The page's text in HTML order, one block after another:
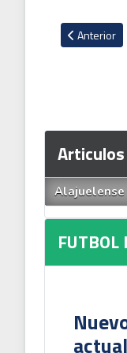
Artículo
Anterior
Alajuelense
FUTBOL